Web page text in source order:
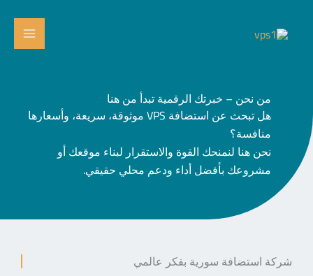
المحتوى
من نحن – خبرتك الرقمية تبدأ من هنا
هل تبحث عن استضافة VPS موثوقة، سريعة، وأسعارها
منافسة؟
نحن هنا لنمنحك القوة والاستقرار لبناء موقعك أو
مشروعك بأفضل أداء ودعم محلي حقيقي.
شركة استضافة سورية بفكر عالمي